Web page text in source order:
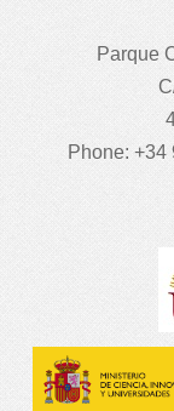
Parque
Phone: +34